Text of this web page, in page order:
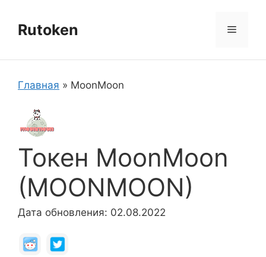
содержимому
Rutoken Меню
Главная » MoonMoon
Токен MoonMoon
(MOONMOON)
Дата обновления: 02.08.2022